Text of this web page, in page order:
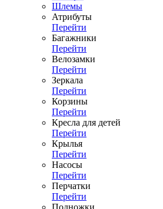
Шлемы
Атрибуты
Перейти
Багажники
Перейти
Велозамки
Перейти
Зеркала
Перейти
Корзины
Перейти
Кресла для детей
Перейти
Крылья
Перейти
Насосы
Перейти
Перчатки
Перейти
Подножки